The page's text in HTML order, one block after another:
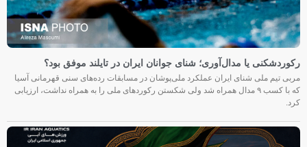
رکوردشکنی یا مدال‌آوری؛ شنای جوانان ایران در تایلند موفق بود؟
مربی تیم ملی شنای ایران عملکرد ملی‌پوشان در مسابقات رده‌های سنی قهرمانی آسیا
که با کسب ۹ مدال همراه شد ولی شکستن رکوردهای ملی را به همراه نداشت، ارزیابی
کرد.